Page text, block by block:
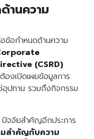
านความ
ข้อกำหนดด้านความ
(CSRD)
งเปิดเผยข้อมูลการ
ปทาน รวมถึงกิจกรรม
จจัยสำคัญอีกประการ
มสำคัญกับความ